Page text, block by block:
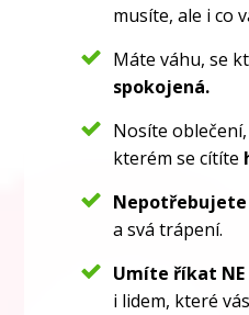
musíte, ale i co
Máte váhu, se
spokojená.
Nosíte
kterém se cítíte
a svá trápení.
Umíte říkat NE
i lidem, které